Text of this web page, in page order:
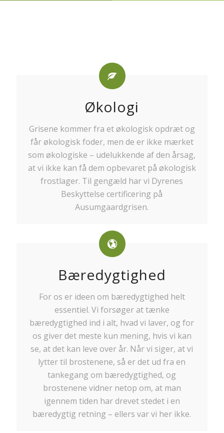
Økologi
Grisene kommer fra et økologisk opdræt og
får økologisk foder, men de er ikke mærket
som økologiske – udelukkende af den årsag,
at vi ikke kan få dem opbevaret på økologisk
frostlager. Til gengæld har vi Dyrenes
Beskyttelse certificering på
Ausumgaardgrisen.
Bæredygtighed
For os er ideen om bæredygtighed helt
essentiel. Vi forsøger at tænke
bæredygtighed ind i alt, hvad vi laver, og for
os giver det meste kun mening, hvis vi kan
se, at det kan leve over år. Når vi siger, at vi
lytter til brostenene, så er det ud fra en
tankegang om bæredygtighed, og
brostenene vidner netop om, at man
igennem tiden har drevet stedet i en
bæredygtig retning – ellers var vi her ikke.